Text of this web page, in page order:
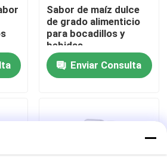
Sabor de maíz dulce
de grado alimenticio
para bocadillos y
bebidas
Enviar Consulta